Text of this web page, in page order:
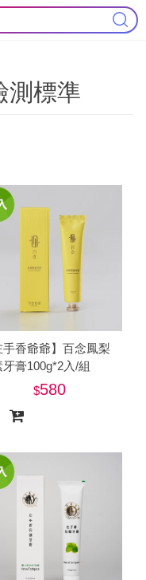
測標準
手香爺爺】百念鳳梨
牙膏100g*2入/組
580